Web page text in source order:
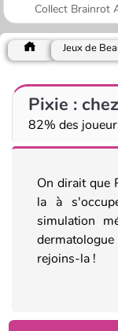
Collect Brainrot
Jeux de
Pixie :
82% des
On dirait que
la à
simulation
rejoins-la !